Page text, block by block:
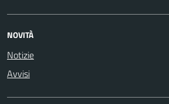
NOVITÀ
Notizie
Avvisi